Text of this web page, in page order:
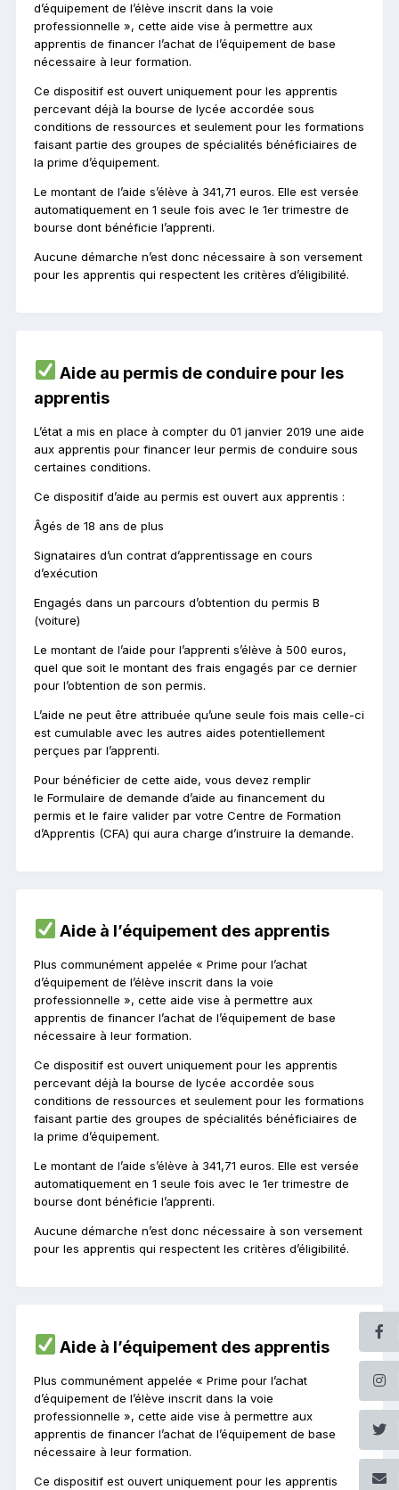
d’équipement de l’élève inscrit dans la voie
professionnelle », cette aide vise à permettre aux
apprentis de financer l’achat de l’équipement de base
nécessaire à leur formation.
Ce dispositif est ouvert uniquement pour les apprentis
percevant déjà la bourse de lycée accordée sous
conditions de ressources et seulement pour les formations
faisant partie des groupes de spécialités bénéficiaires de
la prime d’équipement.
Le montant de l’aide s’élève à 341,71 euros. Elle est versée
automatiquement en 1 seule fois avec le 1er trimestre de
bourse dont bénéficie l’apprenti.
Aucune démarche n’est donc nécessaire à son versement
pour les apprentis qui respectent les critères d’éligibilité.
Aide au permis de conduire pour les
apprentis
L’état a mis en place à compter du 01 janvier 2019 une aide
aux apprentis pour financer leur permis de conduire sous
certaines conditions.
Ce dispositif d’aide au permis est ouvert aux apprentis :
Âgés de 18 ans de plus
Signataires d’un contrat d’apprentissage en cours
d’exécution
Engagés dans un parcours d’obtention du permis B
(voiture)
Le montant de l’aide pour l’apprenti s’élève à 500 euros,
quel que soit le montant des frais engagés par ce dernier
pour l’obtention de son permis.
L’aide ne peut être attribuée qu’une seule fois mais celle-ci
est cumulable avec les autres aides potentiellement
perçues par l’apprenti.
Pour bénéficier de cette aide, vous devez remplir
le Formulaire de demande d’aide au financement du
permis et le faire valider par votre Centre de Formation
d’Apprentis (CFA) qui aura charge d’instruire la demande.
Aide à l’équipement des apprentis
Plus communément appelée « Prime pour l’achat
d’équipement de l’élève inscrit dans la voie
professionnelle », cette aide vise à permettre aux
apprentis de financer l’achat de l’équipement de base
nécessaire à leur formation.
Ce dispositif est ouvert uniquement pour les apprentis
percevant déjà la bourse de lycée accordée sous
conditions de ressources et seulement pour les formations
faisant partie des groupes de spécialités bénéficiaires de
la prime d’équipement.
Le montant de l’aide s’élève à 341,71 euros. Elle est versée
automatiquement en 1 seule fois avec le 1er trimestre de
bourse dont bénéficie l’apprenti.
Aucune démarche n’est donc nécessaire à son versement
pour les apprentis qui respectent les critères d’éligibilité.
Aide à l’équipement des apprentis
Plus communément appelée « Prime pour l’achat
d’équipement de l’élève inscrit dans la voie
professionnelle », cette aide vise à permettre aux
apprentis de financer l’achat de l’équipement de base
nécessaire à leur formation.
Ce dispositif est ouvert uniquement pour les apprentis